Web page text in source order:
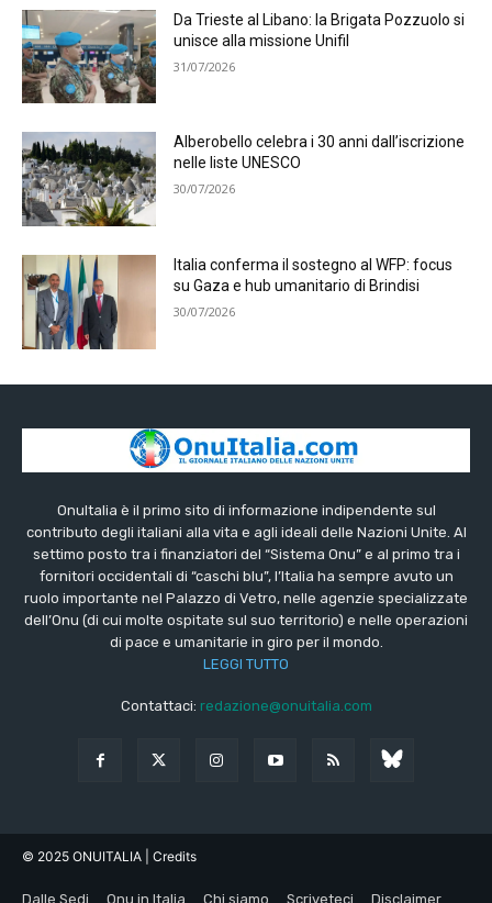
Da Trieste al Libano: la Brigata Pozzuolo si
unisce alla missione Unifil
31/07/2026
Alberobello celebra i 30 anni dall’iscrizione
nelle liste UNESCO
30/07/2026
Italia conferma il sostegno al WFP: focus
su Gaza e hub umanitario di Brindisi
30/07/2026
OnuItalia è il primo sito di informazione indipendente sul
contributo degli italiani alla vita e agli ideali delle Nazioni Unite. Al
settimo posto tra i finanziatori del “Sistema Onu” e al primo tra i
fornitori occidentali di “caschi blu”, l’Italia ha sempre avuto un
ruolo importante nel Palazzo di Vetro, nelle agenzie specializzate
dell’Onu (di cui molte ospitate sul suo territorio) e nelle operazioni
di pace e umanitarie in giro per il mondo.
LEGGI TUTTO
Contattaci: redazione@onuitalia.com
© 2025 ONUITALIA | Credits
Dalle Sedi Onu in Italia Chi siamo Scriveteci Disclaimer